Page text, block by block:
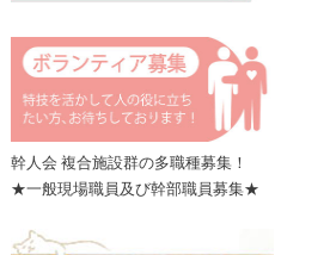
幹人会 複合施設群の多職種募集！
★一般現場職員及び幹部職員募集★